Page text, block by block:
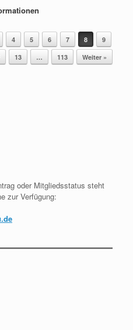
4 5 6 7 8
9
13 … 113 Weiter »
oder Mitgliedsstatus steht
zur Verfügung: